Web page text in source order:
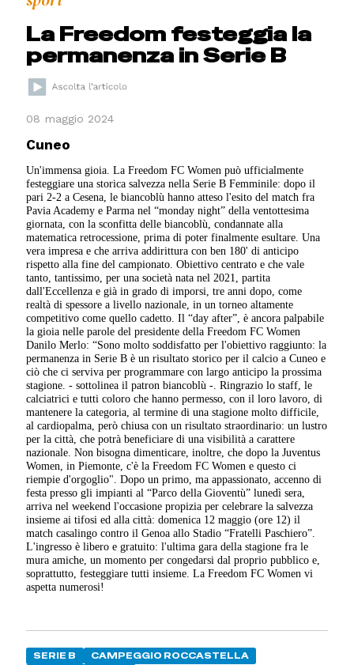
La Freedom festeggia la
permanenza in Serie B
08 maggio 2024
Cuneo
Un'immensa gioia. La Freedom FC Women può ufficialmente
festeggiare una storica salvezza nella Serie B Femminile: dopo il
pari 2-2 a Cesena, le biancoblù hanno atteso l'esito del match fra
Pavia Academy e Parma nel “monday night” della ventottesima
giornata, con la sconfitta delle biancoblù, condannate alla
matematica retrocessione, prima di poter finalmente esultare. Una
vera impresa e che arriva addirittura con ben 180' di anticipo
rispetto alla fine del campionato. Obiettivo centrato e che vale
tanto, tantissimo, per una società nata nel 2021, partita
dall'Eccellenza e già in grado di imporsi, tre anni dopo, come
realtà di spessore a livello nazionale, in un torneo altamente
competitivo come quello cadetto. Il “day after”, è ancora palpabile
la gioia nelle parole del presidente della Freedom FC Women
Danilo Merlo: “Sono molto soddisfatto per l'obiettivo raggiunto: la
permanenza in Serie B è un risultato storico per il calcio a Cuneo e
ciò che ci serviva per programmare con largo anticipo la prossima
stagione. - sottolinea il patron biancoblù -. Ringrazio lo staff, le
calciatrici e tutti coloro che hanno permesso, con il loro lavoro, di
mantenere la categoria, al termine di una stagione molto difficile,
al cardiopalma, però chiusa con un risultato straordinario: un lustro
per la città, che potrà beneficiare di una visibilità a carattere
nazionale. Non bisogna dimenticare, inoltre, che dopo la Juventus
Women, in Piemonte, c'è la Freedom FC Women e questo ci
riempie d'orgoglio". Dopo un primo, ma appassionato, accenno di
festa presso gli impianti al “Parco della Gioventù” lunedì sera,
arriva nel weekend l'occasione propizia per celebrare la salvezza
insieme ai tifosi ed alla città: domenica 12 maggio (ore 12) il
match casalingo contro il Genoa allo Stadio “Fratelli Paschiero”.
L'ingresso è libero e gratuito: l'ultima gara della stagione fra le
mura amiche, un momento per congedarsi dal proprio pubblico e,
soprattutto, festeggiare tutti insieme. La Freedom FC Women vi
aspetta numerosi!
SERIE B
CAMPEGGIO ROCCASTELLA